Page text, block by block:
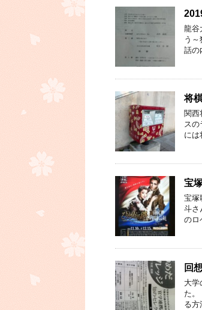
龍谷
う
話の
将
関西
スの
に
宝
宝塚
斗さ
のロ
回
大学
た。
る